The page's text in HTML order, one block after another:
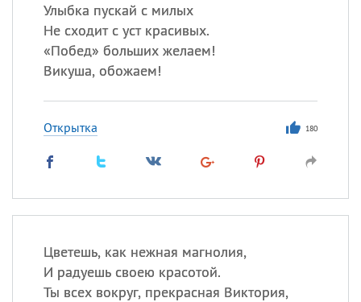
Улыбка пускай с милых
Не сходит с уст красивых.
«Побед» больших желаем!
Викуша, обожаем!
Открытка 180
Цветешь, как нежная магнолия,
И радуешь своею красотой.
Ты всех вокруг, прекрасная Виктория,